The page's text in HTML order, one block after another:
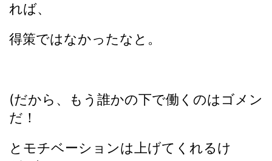
れば、
得策ではなかったなと。
(だから、もう誰かの下で働くのはゴメン
だ！
とモチベーションは上げてくれるけ